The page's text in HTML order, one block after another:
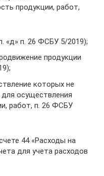
продукции, работ,
«д» п. 26 ФСБУ 5/2019);
продукции
которых не
осуществления
работ, п. 26 ФСБУ
44 «Расходы на
для учета расходов